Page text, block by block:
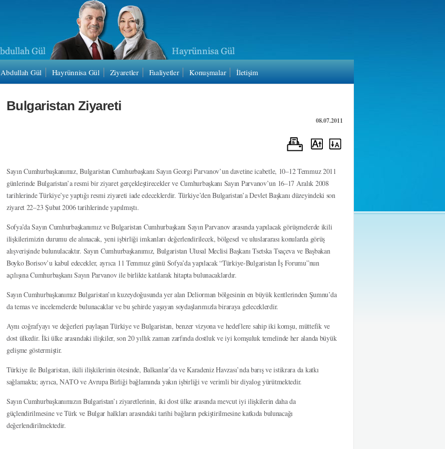
Abdullah Gül Hayrünnisa Gül Ziyaretler Faaliyetler Konuşmalar İletişim
Bulgaristan Ziyareti
08.07.2011
Sayın Cumhurbaşkanımız, Bulgaristan Cumhurbaşkanı Sayın Georgi Parvanov’un davetine icabetle, 10–12 Temmuz 2011
günlerinde Bulgaristan’a resmi bir ziyaret gerçekleştirecekler ve Cumhurbaşkanı Sayın Parvanov’un 16–17 Aralık 2008
tarihlerinde Türkiye’ye yaptığı resmi ziyareti iade edeceklerdir. Türkiye’den Bulgaristan’a Devlet Başkanı düzeyindeki son
ziyaret 22–23 Şubat 2006 tarihlerinde yapılmıştı.
Sofya’da Sayın Cumhurbaşkanımız ve Bulgaristan Cumhurbaşkanı Sayın Parvanov arasında yapılacak görüşmelerde ikili
ilişkilerimizin durumu ele alınacak, yeni işbirliği imkanları değerlendirilecek, bölgesel ve uluslararası konularda görüş
alışverişinde bulunulacaktır. Sayın Cumhurbaşkanımız, Bulgaristan Ulusal Meclisi Başkanı Tsetska Tsaçeva ve Başbakan
Boyko Borisov’u kabul edecekler, ayrıca 11 Temmuz günü Sofya’da yapılacak “Türkiye-Bulgaristan İş Forumu”nun
açılışına Cumhurbaşkanı Sayın Parvanov ile birlikte katılarak hitapta bulunacaklardır.
Sayın Cumhurbaşkanımız Bulgaristan’ın kuzeydoğusunda yer alan Deliorman bölgesinin en büyük kentlerinden Şumnu’da
da temas ve incelemelerde bulunacaklar ve bu şehirde yaşayan soydaşlarımızla biraraya geleceklerdir.
Aynı coğrafyayı ve değerleri paylaşan Türkiye ve Bulgaristan, benzer vizyona ve hedeflere sahip iki komşu, müttefik ve
dost ülkedir. İki ülke arasındaki ilişkiler, son 20 yıllık zaman zarfında dostluk ve iyi komşuluk temelinde her alanda büyük
gelişme göstermiştir.
Türkiye ile Bulgaristan, ikili ilişkilerinin ötesinde, Balkanlar’da ve Karadeniz Havzası’nda barış ve istikrara da katkı
sağlamakta; ayrıca, NATO ve Avrupa Birliği bağlamında yakın işbirliği ve verimli bir diyalog yürütmektedir.
Sayın Cumhurbaşkanımızın Bulgaristan’ı ziyaretlerinin, iki dost ülke arasında mevcut iyi ilişkilerin daha da
güçlendirilmesine ve Türk ve Bulgar halkları arasındaki tarihi bağların pekiştirilmesine katkıda bulunacağı
değerlendirilmektedir.